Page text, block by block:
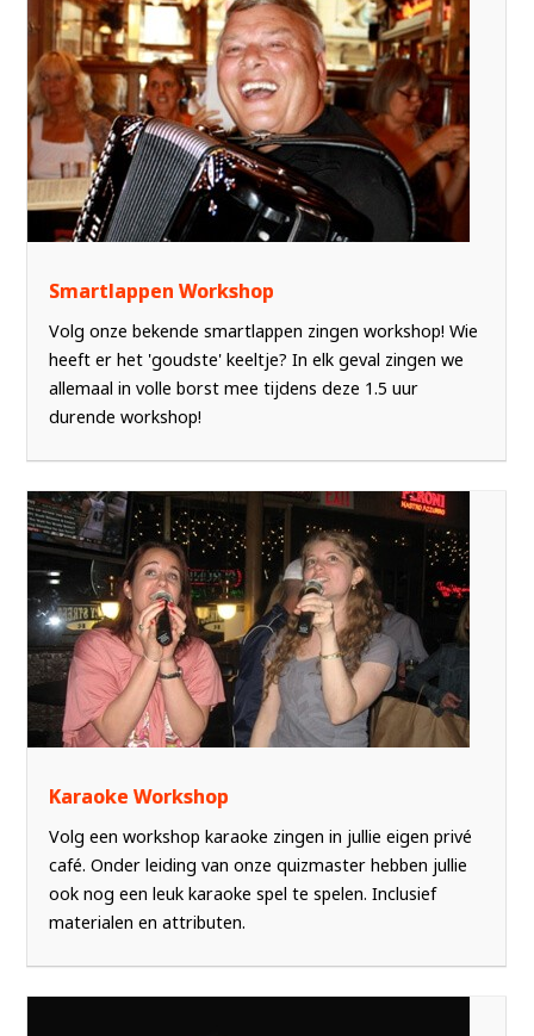
Smartlappen Workshop
Volg onze bekende smartlappen zingen workshop! Wie
heeft er het 'goudste' keeltje? In elk geval zingen we
allemaal in volle borst mee tijdens deze 1.5 uur
durende workshop!
Karaoke Workshop
Volg een workshop karaoke zingen in jullie eigen privé
café. Onder leiding van onze quizmaster hebben jullie
ook nog een leuk karaoke spel te spelen. Inclusief
materialen en attributen.